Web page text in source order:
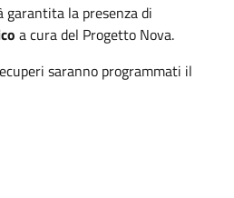
la presenza di
a cura del Progetto Nova.
saranno programmati il